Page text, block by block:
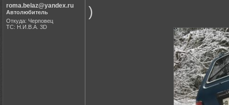
roma.belaz@yandex.ru
Автолюбитель
Откуда: Черповец
ТС: Н.И.В.А. 3D
)